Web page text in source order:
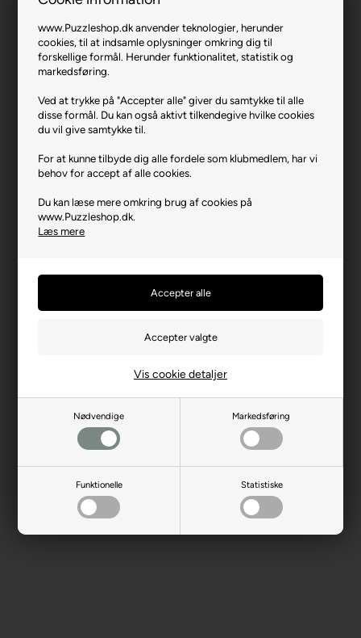
www.Puzzleshop.dk anvender teknologier, herunder
cookies, til at indsamle oplysninger omkring dig til
forskellige formål. Herunder funktionalitet, statistik og
markedsføring.
Ved at trykke på "Accepter alle" giver du samtykke til alle
disse formål. Du kan også aktivt tilkendegive hvilke cookies
du vil give samtykke til.
For at kunne tilbyde dig alle fordele som klubmedlem, har vi
behov for accept af alle cookies.
Du kan læse mere omkring brug af cookies på
www.Puzzleshop.dk.
Læs mere
Nødvendige Markedsføring
Funktionelle Statistiske
Vis cookie detaljer
Disney Princess - Enchanted Party (UFT).
Varenr.: 0526-15438
Producent
Trefl
Længde i cm (ca.)
Bredde i cm (ca.)
28
Brikstørrelse i cm² (ca.)
155 Gdynia
Indeholder små dele.